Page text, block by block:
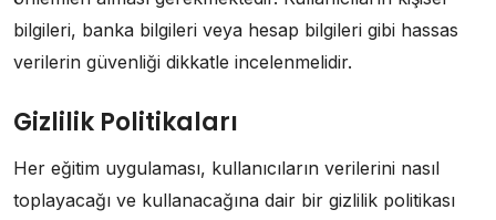
bilgileri, banka bilgileri veya hesap bilgileri gibi hassas
verilerin güvenliği dikkatle incelenmelidir.
Gizlilik Politikaları
Her eğitim uygulaması, kullanıcıların verilerini nasıl
toplayacağı ve kullanacağına dair bir gizlilik politikası